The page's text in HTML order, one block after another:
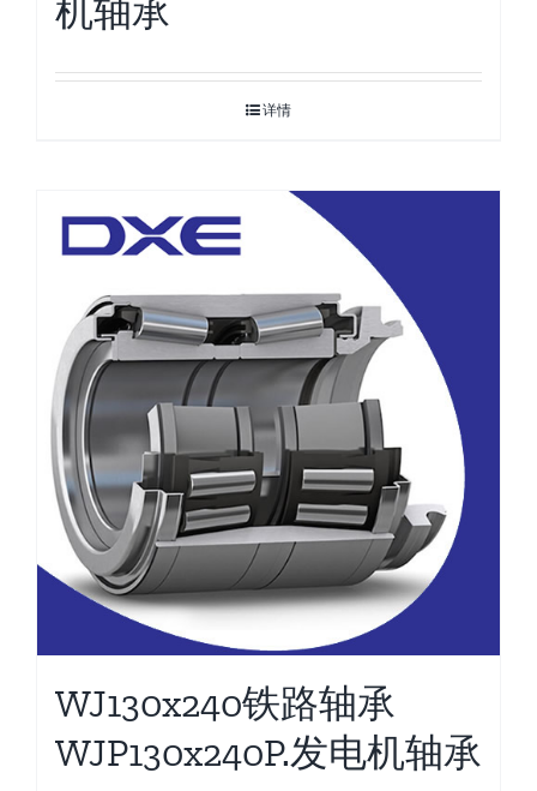
机轴承
详情
WJ130x240铁路轴承
WJP130x240P.发电机轴承